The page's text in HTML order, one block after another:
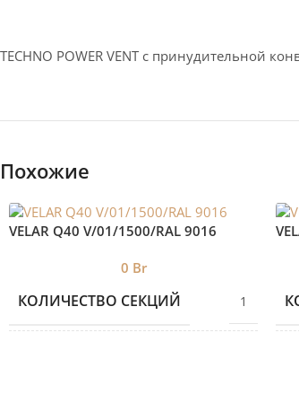
TECHNO POWER VENT с принудительной
Похожие
VELAR Q40 V/01/1500/RAL 9016
0 Br
КОЛИЧЕСТВО СЕКЦИЙ 1